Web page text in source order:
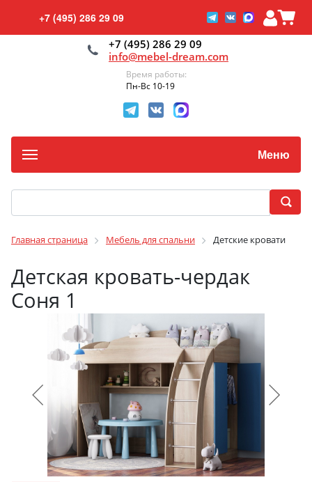
+7 (495) 286 29 09
+7 (495) 286 29 09
info@mebel-dream.com
Время работы:
Пн-Вс 10-19
Меню
Главная страница Мебель для спальни Детские кровати
Детская кровать-чердак
Соня 1